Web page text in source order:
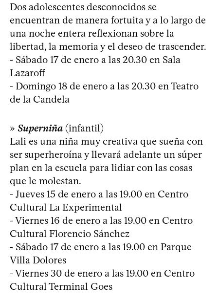
Dos adolescentes desconocidos se
encuentran de manera fortuita y a lo largo de
una noche entera reflexionan sobre la
libertad, la memoria y el deseo de trascender.
- Sábado 17 de enero a las 20.30 en Sala
Lazaroff
- Domingo 18 de enero a las 20.30 en Teatro
de la Candela
» Superniña (infantil)
Lali es una niña muy creativa que sueña con
ser superheroína y llevará adelante un súper
plan en la escuela para lidiar con las cosas
que le molestan.
- Jueves 15 de enero a las 19.00 en Centro
Cultural La Experimental
- Viernes 16 de enero a las 19.00 en Centro
Cultural Florencio Sánchez
- Sábado 17 de enero a las 19.00 en Parque
Villa Dolores
- Viernes 30 de enero a las 19.00 en Centro
Cultural Terminal Goes